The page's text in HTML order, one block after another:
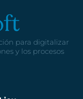
para digitalizar
y los procesos